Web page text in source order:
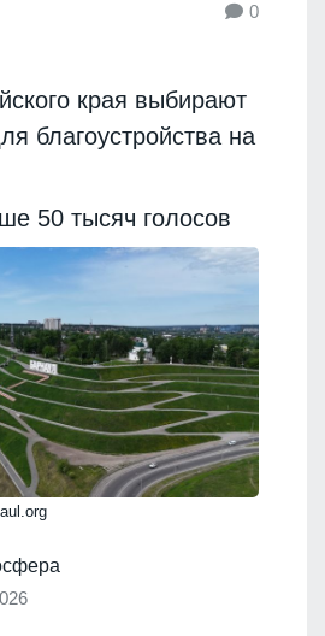
0
края выбирают
благоустройства на
50 тысяч голосов